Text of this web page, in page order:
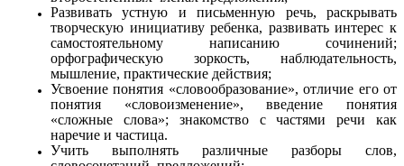
Развивать устную и письменную речь, раскрывать
творческую инициативу ребенка, развивать интерес к
самостоятельному написанию сочинений;
орфографическую зоркость, наблюдательность,
мышление, практические действия;
Усвоение понятия «словообразование», отличие его от
понятия «словоизменение», введение понятия
«сложные слова»; знакомство с частями речи как
наречие и частица.
Учить выполнять различные разборы слов,